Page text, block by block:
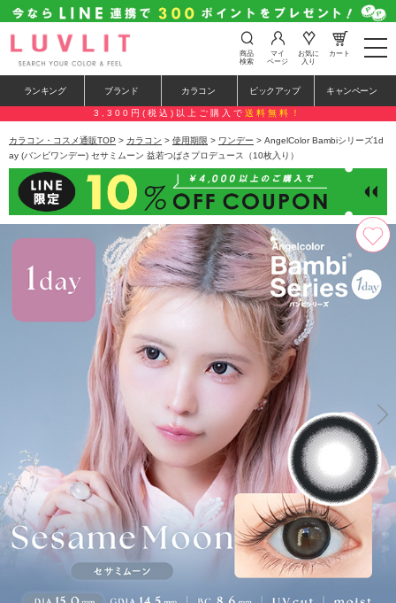
t
o
e
n
a
a
i
o
n
商品
検索
マイ
ページ
お気に
入り
カート
ランキング ブランド カラコン ピックアップ キャンペーン
3,300円(税込)以上ご購入で 送料無料！
カラコン・コスメ通販TOP > カラコン > 使用期限 > ワンデー > AngelColor Bambiシリーズ1d
ay (バンビワンデー) セサミムーン 益若つばさプロデュース（10枚入り）